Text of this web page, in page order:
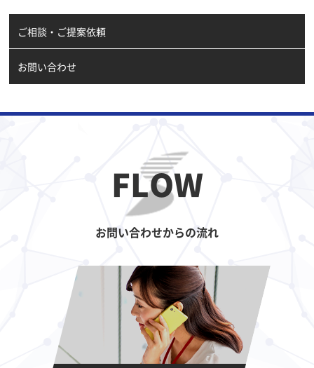
ご相談・ご提案依頼
お問い合わせ
FLOW
お問い合わせからの流れ